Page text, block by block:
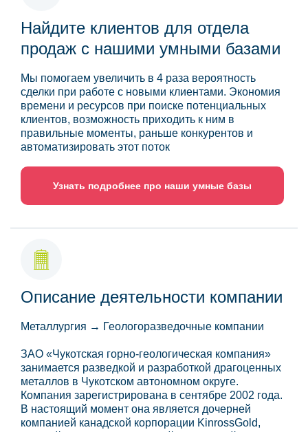
Найдите клиентов для отдела
продаж с нашими умными базами
Мы помогаем увеличить в 4 раза вероятность
сделки при работе с новыми клиентами. Экономия
времени и ресурсов при поиске потенциальных
клиентов, возможность приходить к ним в
правильные моменты, раньше конкурентов и
автоматизировать этот поток
Узнать подробнее про наши умные базы
Описание деятельности компании
Металлургия → Геологоразведочные компании
ЗАО «Чукотская горно-геологическая компания»
занимается разведкой и разработкой драгоценных
металлов в Чукотском автономном округе.
Компания зарегистрирована в сентябре 2002 года.
В настоящий момент она является дочерней
компанией канадской корпорации KinrossGold,